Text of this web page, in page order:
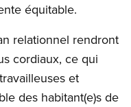
équitable.
relationnel rendront
cordiaux, ce qui
et
des habitant(e)s de